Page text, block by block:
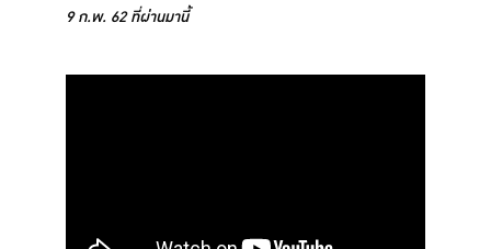
9 ก.พ. 62 ที่ผ่านมานี้